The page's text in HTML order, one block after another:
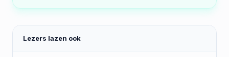
Lezers lazen ook